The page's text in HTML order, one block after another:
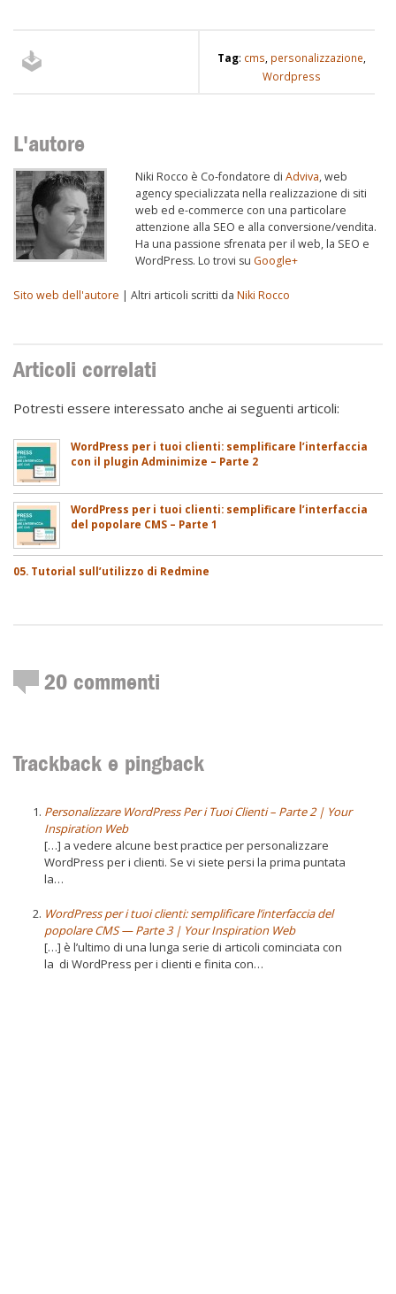
Tag: cms personalizzazione
Wordpress
L'autore
Niki Rocco è Co-fondatore di Adviva, web
agency specializzata nella realizzazione di siti
web ed e-commerce con una particolare
attenzione alla SEO e alla conversione/vendita.
Ha una passione sfrenata per il web, la SEO e
WordPress. Lo trovi su Google+
Sito web dell'autore | Altri articoli scritti da Niki Rocco
Articoli correlati
Potresti essere interessato anche ai seguenti articoli:
WordPress per i tuoi clienti: semplificare l’interfaccia
con il plugin Adminimize – Parte 2
WordPress per i tuoi clienti: semplificare l’interfaccia
del popolare CMS – Parte 1
05. Tutorial sull’utilizzo di Redmine
20 commenti
Trackback e pingback
Personalizzare WordPress Per i Tuoi Clienti – Parte 2 | Your
Inspiration Web
[…] a vedere alcune best practice per personalizzare
WordPress per i clienti. Se vi siete persi la prima puntata
la…
WordPress per i tuoi clienti: semplificare l’interfaccia del
popolare CMS — Parte 3 | Your Inspiration Web
[…] è l’ultimo di una lunga serie di articoli cominciata con
la di WordPress per i clienti e finita con…